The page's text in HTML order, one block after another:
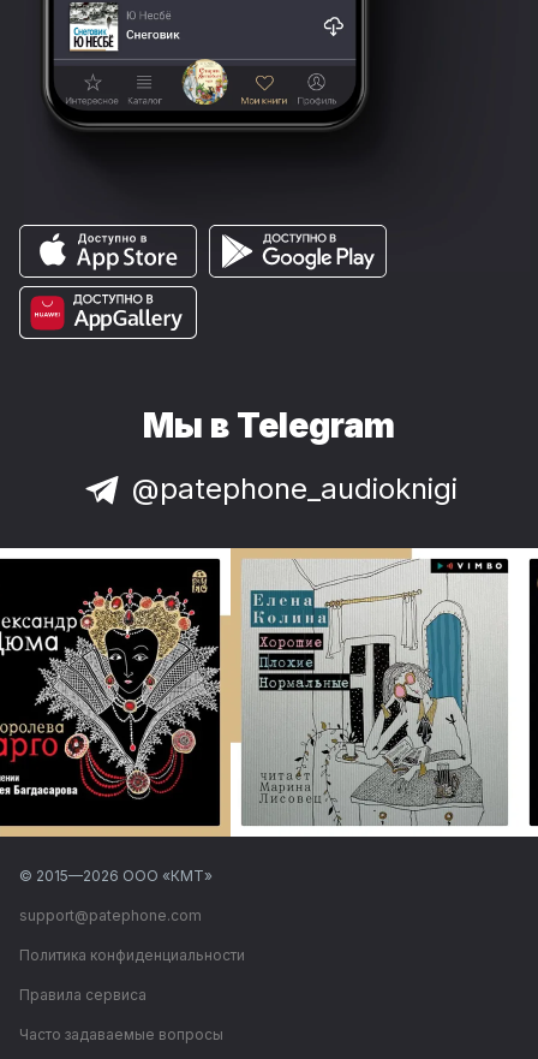
Мы в Telegram
@patephone_audioknigi
© 2015—2026 ООО «КМТ»
support@patephone.com
Политика конфиденциальности
Правила сервиса
Часто задаваемые вопросы